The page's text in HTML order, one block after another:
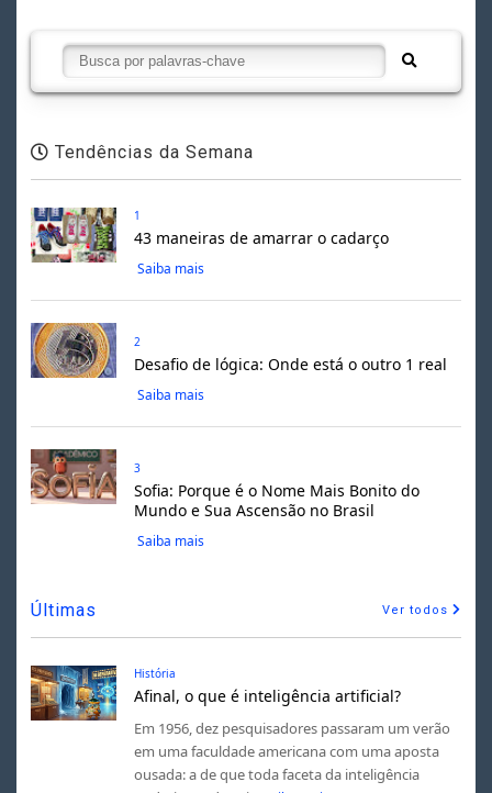
Tendências da Semana
1
43 maneiras de amarrar o cadarço
Saiba mais
2
Desafio de lógica: Onde está o outro 1 real
Saiba mais
3
Sofia: Porque é o Nome Mais Bonito do
Mundo e Sua Ascensão no Brasil
Saiba mais
Últimas Ver todos
História
Afinal, o que é inteligência artificial?
Em 1956, dez pesquisadores passaram um verão
em uma faculdade americana com uma aposta
ousada: a de que toda faceta da inteligência